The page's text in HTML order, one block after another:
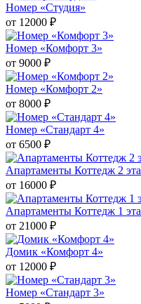
Номер «Студия»
от 12000 ₽
Номер «Комфорт 3»
от 9000 ₽
Номер «Комфорт 2»
от 8000 ₽
Номер «Стандарт 4»
от 6500 ₽
Апартаменты Коттедж 2
от 16000 ₽
Апартаменты Коттедж 1
от 21000 ₽
Домик «Комфорт 4»
от 12000 ₽
Номер «Стандарт 3»